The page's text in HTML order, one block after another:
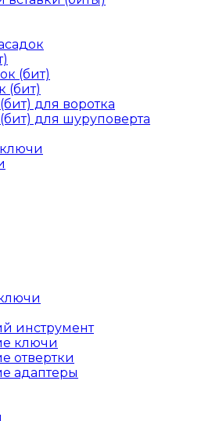
(бит)
(бит)
для воротка
для шуруповерта
инструмент
ключи
отвертки
адаптеры